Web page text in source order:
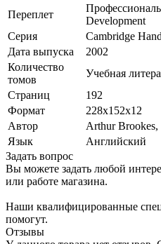
Переплет
Development
Серия
Cambridge
Дата выпуска
2002
Количество
томов
Учебная
Страниц
192
Формат
228x152x12
Автор
Arthur Brookes,
Язык
Английский
Задать вопрос
Вы можете задать любой
или работе магазина.
Наши квалифицированные
помогут.
Отзывы